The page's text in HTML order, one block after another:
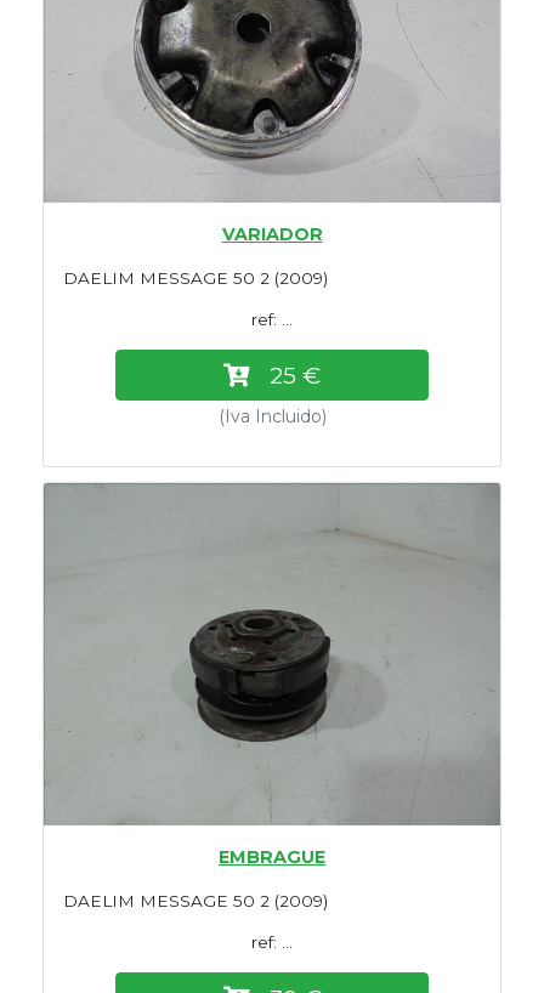
VARIADOR
DAELIM MESSAGE 50 2 (2009)
ref: ...
25 €
(Iva Incluido)
EMBRAGUE
DAELIM MESSAGE 50 2 (2009)
ref: ...